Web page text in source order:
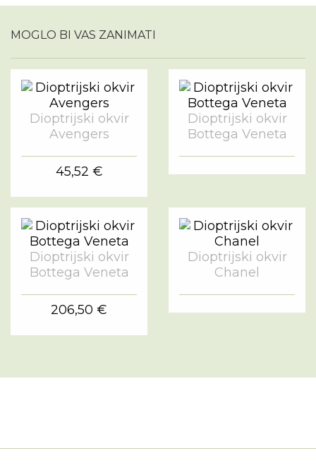
MOGLO BI VAS ZANIMATI
Dioptrijski okvir
Avengers
45,52 €
Dioptrijski okvir
Bottega Veneta
Dioptrijski okvir
Bottega Veneta
206,50 €
Dioptrijski okvir
Chanel